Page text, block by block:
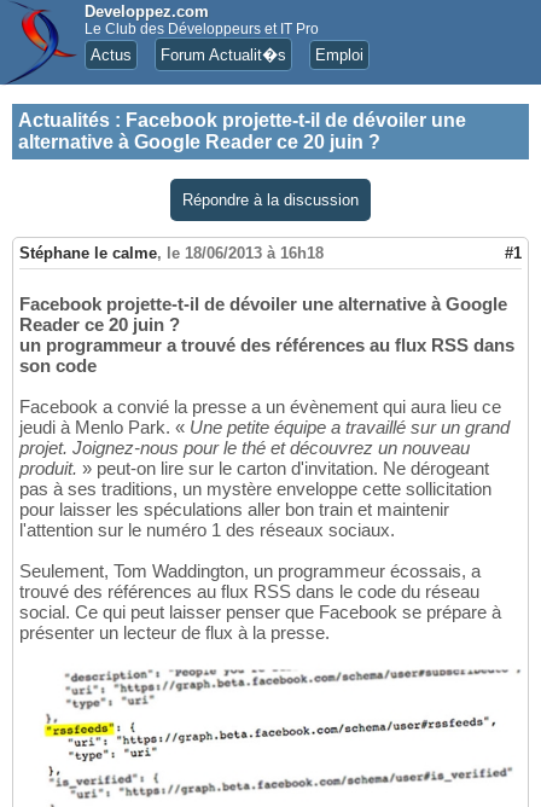
Developpez.com
Le Club des Développeurs et IT Pro
Actus Forum Actualit�s Emploi
Actualités : Facebook projette-t-il de dévoiler une
alternative à Google Reader ce 20 juin ?
Répondre à la discussion
Stéphane le calme, le 18/06/2013 à 16h18 #1
Facebook projette-t-il de dévoiler une alternative à Google
Reader ce 20 juin ?
un programmeur a trouvé des références au flux RSS dans
son code
Facebook a convié la presse a un évènement qui aura lieu ce
jeudi à Menlo Park. « Une petite équipe a travaillé sur un grand
projet. Joignez-nous pour le thé et découvrez un nouveau
produit. » peut-on lire sur le carton d'invitation. Ne dérogeant
pas à ses traditions, un mystère enveloppe cette sollicitation
pour laisser les spéculations aller bon train et maintenir
l'attention sur le numéro 1 des réseaux sociaux.
Seulement, Tom Waddington, un programmeur écossais, a
trouvé des références au flux RSS dans le code du réseau
social. Ce qui peut laisser penser que Facebook se prépare à
présenter un lecteur de flux à la presse.